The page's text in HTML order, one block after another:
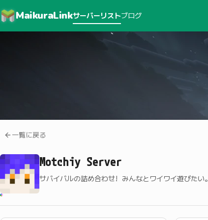
MaikuraLinkサーバーリストブログ
一覧に戻る
Motchiy Server
サバイバルの詰め合わせ! みんなとワイワイ遊びたい。